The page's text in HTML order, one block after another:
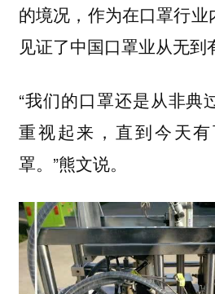
的境况，作为在口罩行
见证了中国口罩业从无到
“我们的口罩还是从非典
重视起来，直到今天
罩。”熊文说。